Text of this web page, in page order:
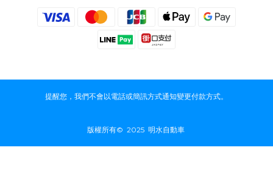
提醒您，我們不會以電話或簡訊方式通知變更付款方式。
版權所有© 2025 明水自動車